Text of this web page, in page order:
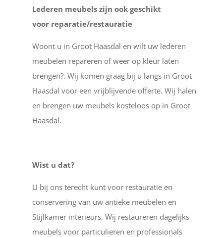
Lederen meubels zijn ook geschikt
voor reparatie/restauratie
Woont u in Groot Haasdal en wilt uw lederen
meubelen repareren of weer op kleur laten
brengen?. Wij komen graag bij u langs in Groot
Haasdal voor een vrijblijvende offerte. Wij halen
en brengen uw meubels kosteloos op in Groot
Haasdal.
Wist u dat?
U bij ons terecht kunt voor restauratie en
conservering van uw antieke meubelen en
Stijlkamer interieurs. Wij restaureren dagelijks
meubels voor particulieren en professionals